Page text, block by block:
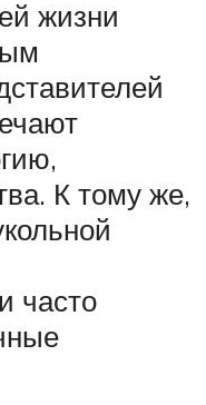
жизни
К тому же,
часто